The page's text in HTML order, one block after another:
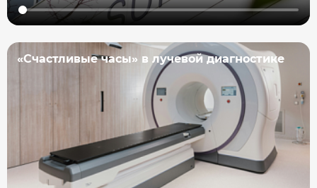
«Счастливые часы» в лучевой диагностике